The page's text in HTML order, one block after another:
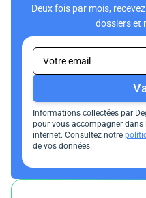
Deux fois par mois,
dossiers et
Informations collectées par
pour vous accompagner
internet. Consultez notre
de vos données.